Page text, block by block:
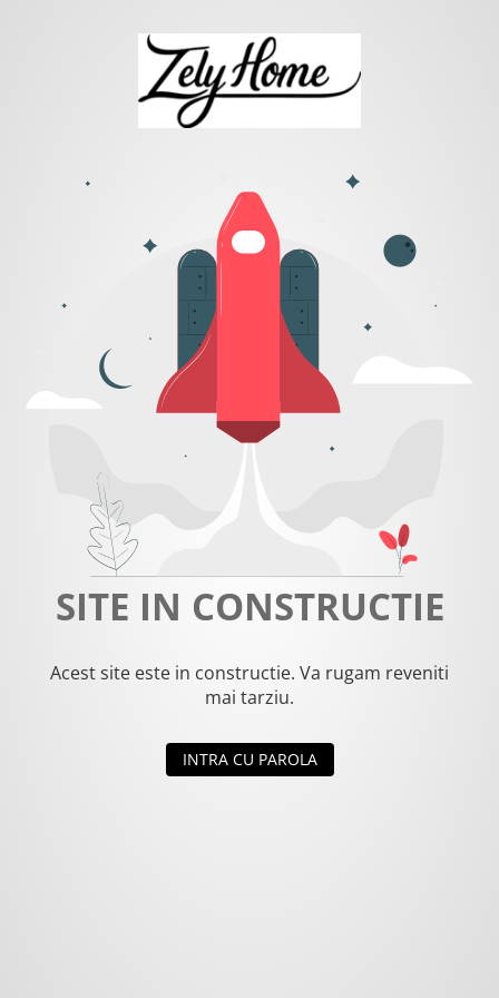
SITE IN CONSTRUCTIE
Acest site este in constructie. Va rugam reveniti
mai tarziu.
INTRA CU PAROLA